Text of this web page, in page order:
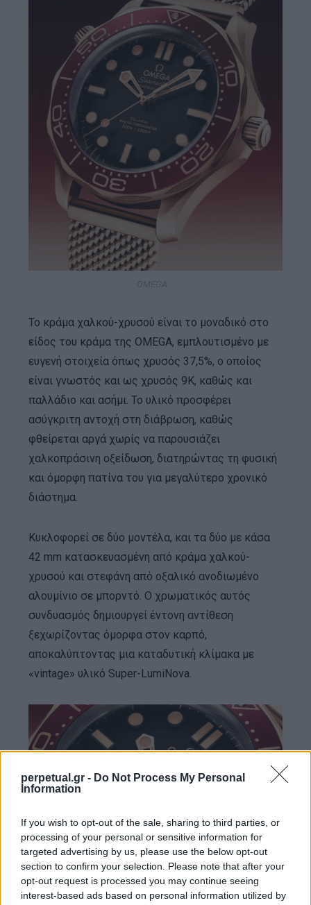
perpetual.gr - Do Not Process My Personal
Information
If you wish to opt-out of the sale, sharing to third parties, or
processing of your personal or sensitive information for
targeted advertising by us, please use the below opt-out
section to confirm your selection. Please note that after your
opt-out request is processed you may continue seeing
interest-based ads based on personal information utilized by
Το κράμα χαλκού-χρυσού είναι το μοναδικό στο
είδος του κράμα της OMEGA, εμπλουτισμένο με
ευγενή στοιχεία όπως χρυσός 37,5%, ο οποίος
είναι γνωστός και ως χρυσός 9Κ, καθώς και
παλλάδιο και ασήμι. Το υλικό προσφέρει
ασύγκριτη αντοχή στη διάβρωση, καθώς
φθείρεται αργά χωρίς να παρουσιάζει
χαλκοπράσινη οξείδωση, διατηρώντας τη φυσική
και όμορφη πατίνα του για μεγαλύτερο χρονικό
διάστημα.
Κυκλοφορεί σε δύο μοντέλα, και τα δύο με κάσα
42 mm κατασκευασμένη από κράμα χαλκού-
χρυσού και στεφάνη από οξαλικό ανοδιωμένο
αλουμίνιο σε μπορντό. Ο χρωματικός αυτός
συνδυασμός δημιουργεί έντονη αντίθεση
ξεχωρίζοντας όμορφα στον καρπό,
αποκαλύπτοντας μια καταδυτική κλίμακα με
«vintage» υλικό Super-LumiNova.
OMEGA
Στο καντράν σε ματ μαύρο χρώμα που έχει